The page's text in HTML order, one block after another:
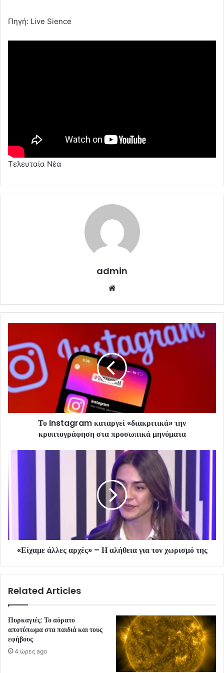
Πηγή: Live Sience
Τελευταία Νέα
admin
Το Instagram καταργεί «διακριτικά» την
κρυπτογράφηση στα προσωπικά μηνύματα
«Είχαμε άλλες αρχές» – Η αλήθεια για τον χωρισμό της
Related Articles
Πυρκαγιές: Το αόρατο
αποτύπωμα στα παιδιά και τους
εφήβους
4 ώρες ago